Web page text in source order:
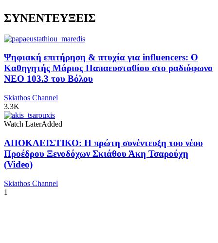
ΣΥΝΕΝΤΕΥΞΕΙΣ
Ψηφιακή επιτήρηση & πτυχία για influencers: Ο
Καθηγητής Μάριος Παπαευσταθίου στο ραδιόφωνο
NEO 103.3 του Βόλου
Skiathos Channel
3.3K
Watch LaterAdded
ΑΠΟΚΛΕΙΣΤΙΚΟ: Η πρώτη συνέντευξη του νέου
Προέδρου Ξενοδόχων Σκιάθου Άκη Τσαρούχη
(Video)
Skiathos Channel
1